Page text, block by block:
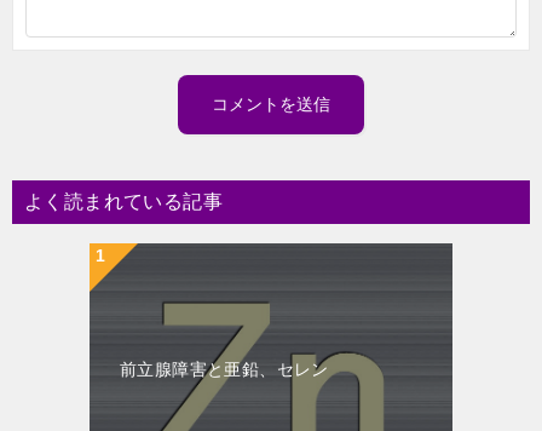
よく読まれている記事
前立腺障害と亜鉛、セレン